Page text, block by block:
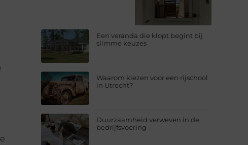
Een veranda die klopt begint bij
slimme keuzes
Waarom kiezen voor een rijschool
in Utrecht?
Duurzaamheid verweven in de
bedrijfsvoering